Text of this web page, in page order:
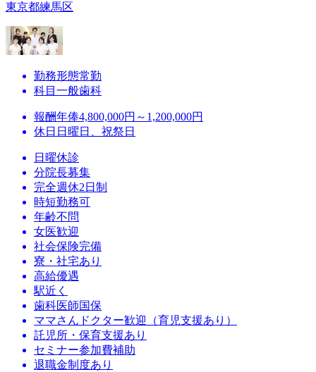
東京都練馬区
勤務形態常勤
科目 一般歯科
報酬年俸4,800,000円～1,200,000円
休日 日曜日、祝祭日
日曜休診
分院長募集
完全週休2日制
時短勤務可
年齢不問
女医歓迎
社会保険完備
寮・社宅あり
高給優遇
駅近く
歯科医師国保
ママさんドクター歓迎（育児支援あり）
託児所・保育支援あり
セミナー参加費補助
退職金制度あり